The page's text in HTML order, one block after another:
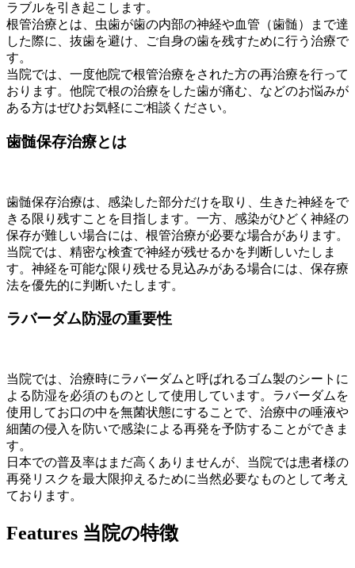
ラブルを引き起こします。
根管治療とは、虫歯が歯の内部の神経や血管（歯髄）まで達
した際に、抜歯を避け、ご自身の歯を残すために行う治療で
す。
当院では、一度他院で根管治療をされた方の再治療を行って
おります。他院で根の治療をした歯が痛む、などのお悩みが
ある方はぜひお気軽にご相談ください。
歯髄保存治療とは
歯髄保存治療は、感染した部分だけを取り、生きた神経をで
きる限り残すことを目指します。一方、感染がひどく神経の
保存が難しい場合には、根管治療が必要な場合があります。
当院では、精密な検査で神経が残せるかを判断しいたしま
す。神経を可能な限り残せる見込みがある場合には、保存療
法を優先的に判断いたします。
ラバーダム防湿の重要性
当院では、治療時にラバーダムと呼ばれるゴム製のシートに
よる防湿を必須のものとして使用しています。ラバーダムを
使用してお口の中を無菌状態にすることで、治療中の唾液や
細菌の侵入を防いで感染による再発を予防することができま
す。
日本での普及率はまだ高くありませんが、当院では患者様の
再発リスクを最大限抑えるために当然必要なものとして考え
ております。
Features 当院の特徴